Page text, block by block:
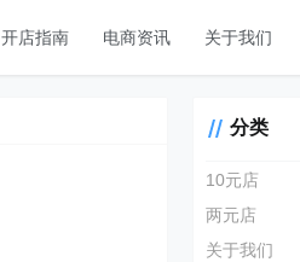
开店指南 电商资讯 关于我们
分类
10元店
两元店
关于我们